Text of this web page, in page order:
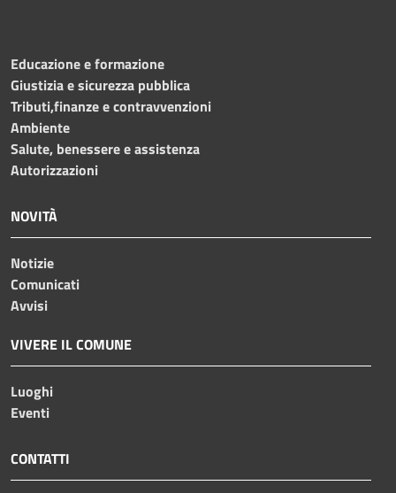
Educazione e formazione
Giustizia e sicurezza pubblica
Tributi,finanze e contravvenzioni
Ambiente
Salute, benessere e assistenza
Autorizzazioni
NOVITÀ
Notizie
Comunicati
Avvisi
VIVERE IL COMUNE
Luoghi
Eventi
CONTATTI